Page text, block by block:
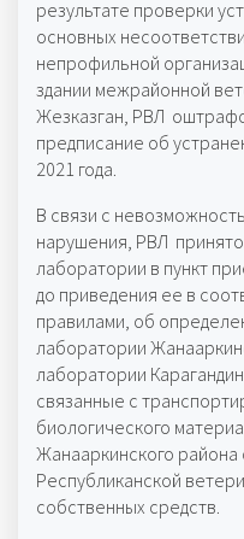
результате проверки
основных
непрофильной
здании межрайонной
Жезказган, РВЛ
предписание об
2021 года.
В связи с
нарушения, РВЛ
лаборатории в пункт
до приведения ее в
правилами, об
лаборатории
лаборатории
связанные с
биологического
Жанааркинского
Республиканской
собственных средств.